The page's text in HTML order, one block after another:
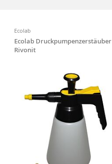
Ecolab
Ecolab Druckpumpenzerstäuber
Rivonit